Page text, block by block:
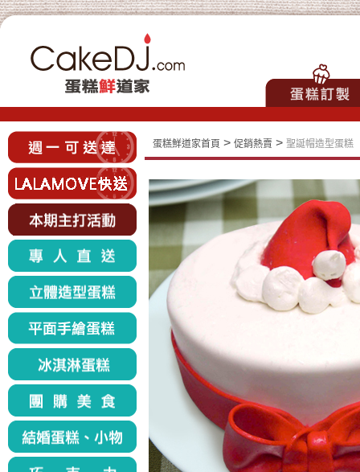
蛋糕鮮道家首頁 > 促銷熱賣 > 聖誕帽造型蛋糕